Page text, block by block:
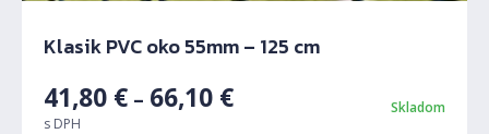
Klasik PVC oko 55mm – 125 cm
41,80 € – 66,10 €
s DPH
Skladom